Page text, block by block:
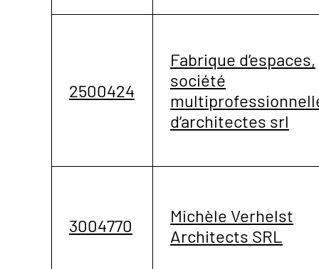
2500424
Fabrique d’espaces,
société
d’architectes srl
3004770
Michèle Verhelst
Architects SRL